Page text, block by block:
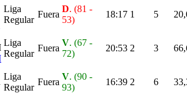
Liga
Regular
Fuera
D. (81 -
53)
18:17 1 5
Liga
Regular
Fuera
V. (67 -
72)
20:53 2 3
Liga
Regular
Fuera
V. (90 -
93)
16:39 2 6